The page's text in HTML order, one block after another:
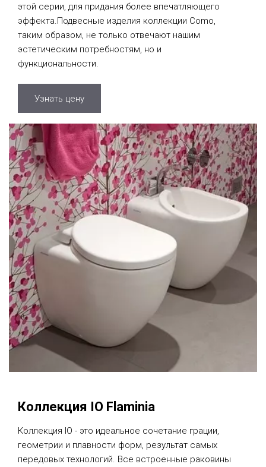
этой серии, для придания более впечатляющего
эффекта.Подвесные изделия коллекции Como,
таким образом, не только отвечают нашим
эстетическим потребностям, но и
функциональности.
Узнать цену
Коллекция IO Flaminia
Коллекция IO - это идеальное сочетание грации,
геометрии и плавности форм, результат самых
передовых технологий. Все встроенные раковины